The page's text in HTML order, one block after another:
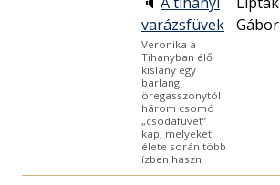
varázsfüvek
Veronika a
Tihanyban élő
kislány egy
barlangi
öregasszonytól
három csomó
„csodafüvet”
kap, melyeket
élete során több
ízben haszn
Gábor